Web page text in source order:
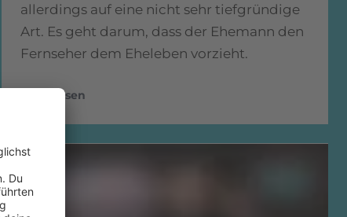
allerdings auf eine nicht sehr tiefgründige
Art. Es geht darum, dass der Ehemann den
Fernseher dem Eheleben vorzieht.
mehr lesen